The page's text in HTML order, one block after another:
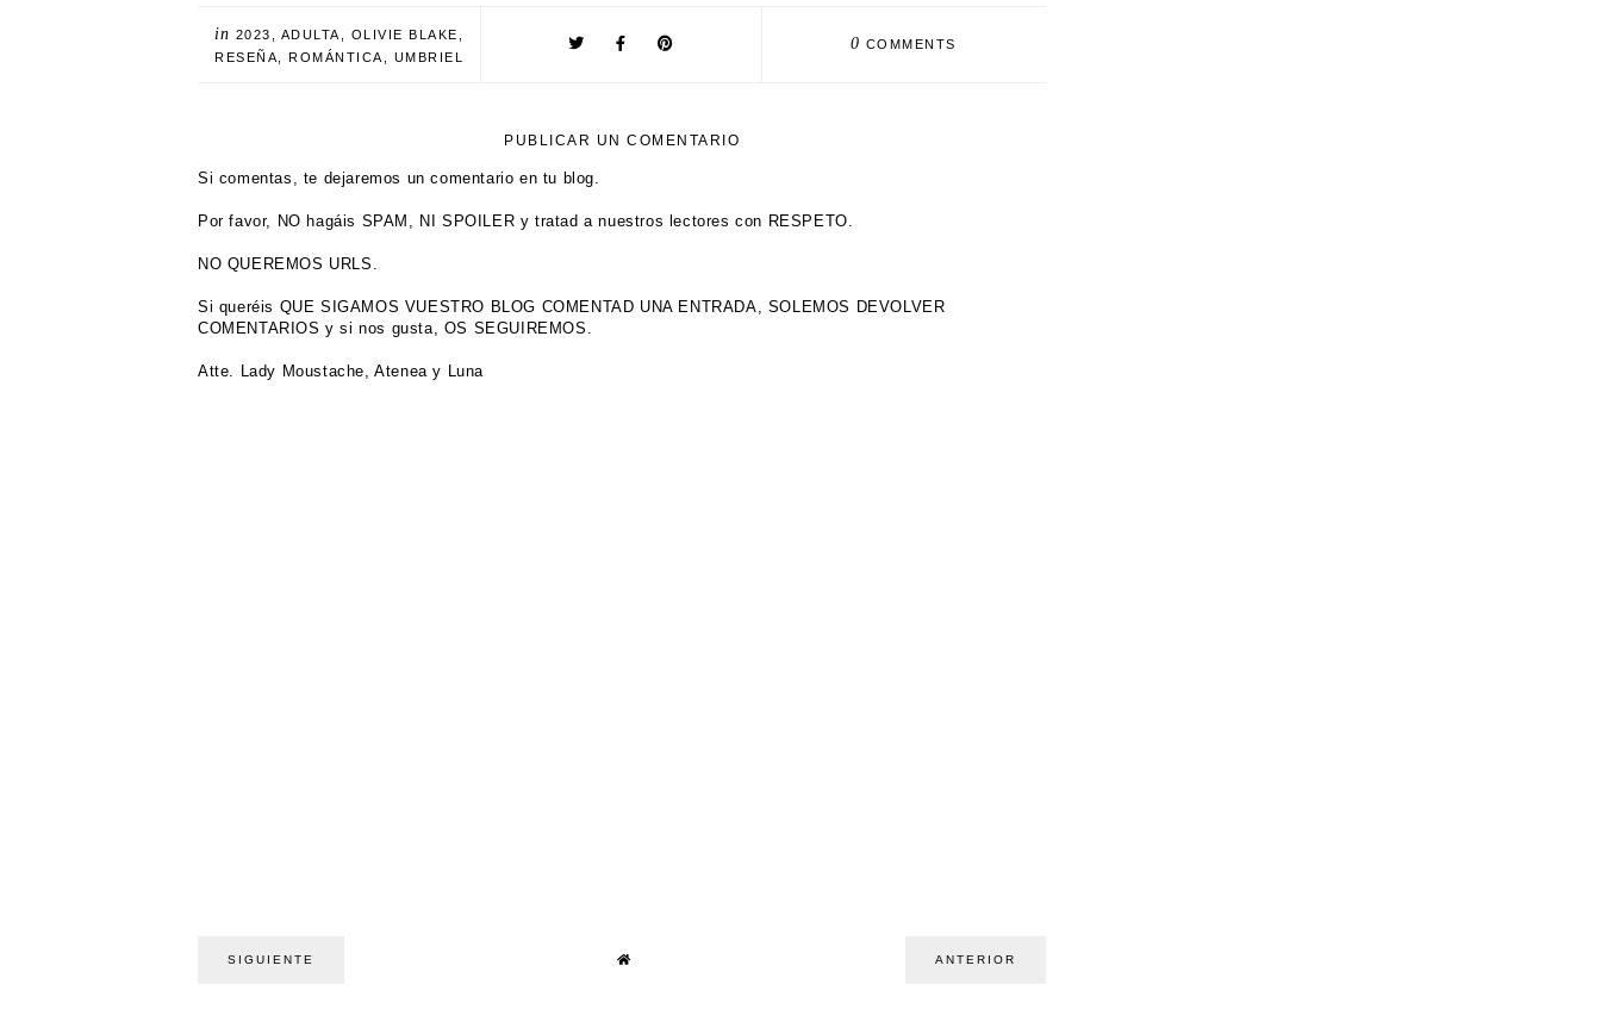
in 2023 ADULTA OLIVIE BLAKE
RESEÑA
ROMÁNTICA UMBRIEL
0 COMMENTS
PUBLICAR UN COMENTARIO
Si comentas, te dejaremos un comentario en tu blog.
Por favor, NO hagáis SPAM, NI SPOILER y tratad a nuestros lectores con RESPETO.
NO QUEREMOS URLS.
Si queréis QUE SIGAMOS VUESTRO BLOG COMENTAD UNA ENTRADA, SOLEMOS DEVOLVER
COMENTARIOS y si nos gusta, OS SEGUIREMOS.
Atte. Lady Moustache, Atenea y Luna
SIGUIENTE ANTERIOR